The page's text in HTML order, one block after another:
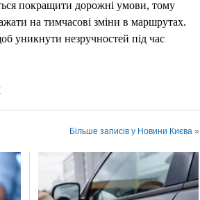
покращити дорожні умови, тому
на тимчасові зміни в маршрутах.
уникнути незручностей під час
Більше записів у Новини Києва »